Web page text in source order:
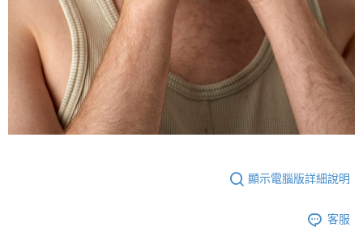
顯示電腦版詳細說明
客服